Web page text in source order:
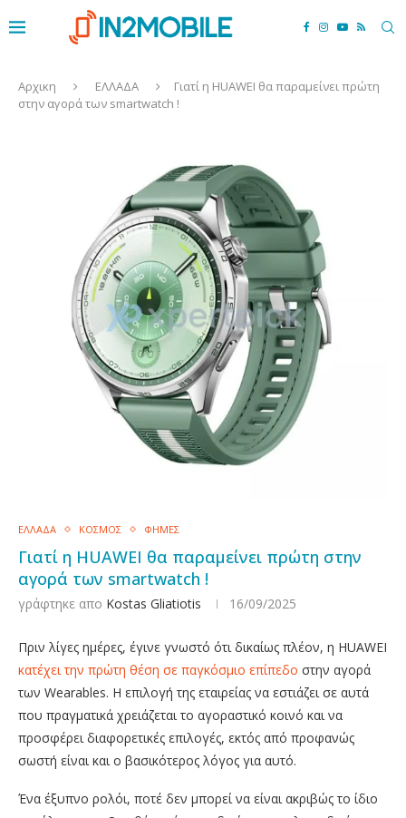
Αρχικη ΕΛΛΑΔΑ
Γιατί η HUAWEI θα παραμείνει πρώτη
στην αγορά των smartwatch !
ΕΛΛΑΔΑ ΚΟΣΜΟΣ ΦΗΜΕΣ
Γιατί η HUAWEI θα παραμείνει πρώτη στην
αγορά των smartwatch !
γράφτηκε απο Kostas Gliatiotis 16/09/2025
Πριν λίγες ημέρες, έγινε γνωστό ότι δικαίως πλέον, η HUAWEI
κατέχει την πρώτη θέση σε παγκόσμιο επίπεδο στην αγορά
των Wearables. Η επιλογή της εταιρείας να εστιάζει σε αυτά
που πραγματικά χρειάζεται το αγοραστικό κοινό και να
προσφέρει διαφορετικές επιλογές, εκτός από προφανώς
σωστή είναι και ο βασικότερος λόγος για αυτό.
Ένα έξυπνο ρολόι, ποτέ δεν μπορεί να είναι ακριβώς το ίδιο